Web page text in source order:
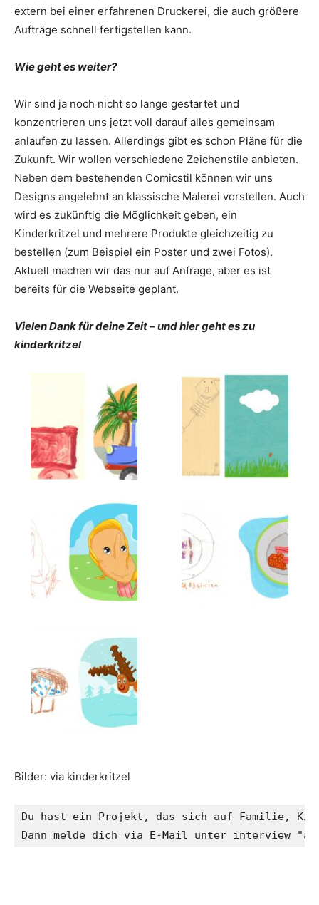
extern bei einer erfahrenen Druckerei, die auch größere
Aufträge schnell fertigstellen kann.
Wie geht es weiter?
Wir sind ja noch nicht so lange gestartet und
konzentrieren uns jetzt voll darauf alles gemeinsam
anlaufen zu lassen. Allerdings gibt es schon Pläne für die
Zukunft. Wir wollen verschiedene Zeichenstile anbieten.
Neben dem bestehenden Comicstil können wir uns
Designs angelehnt an klassische Malerei vorstellen. Auch
wird es zukünftig die Möglichkeit geben, ein
Kinderkritzel und mehrere Produkte gleichzeitig zu
bestellen (zum Beispiel ein Poster und zwei Fotos).
Aktuell machen wir das nur auf Anfrage, aber es ist
bereits für die Webseite geplant.
Vielen Dank für deine Zeit – und hier geht es zu
kinderkritzel
Bilder: via kinderkritzel
Du hast ein Projekt, das sich auf Familie,
Dann melde dich via E-Mail unter interview